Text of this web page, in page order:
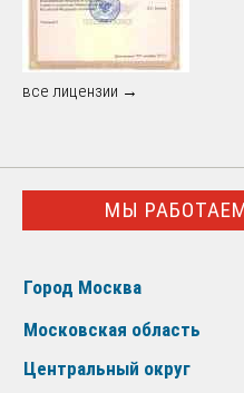
все лицензии →
МЫ
Город Москва
Московская область
Центральный округ